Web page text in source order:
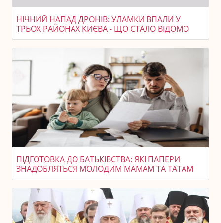
НІЧНИЙ НАПАД ДРОНІВ: УЛАМКИ ВПАЛИ У
ТРЬОХ РАЙОНАХ КИЄВА - ЩО СТАЛО ВІДОМО
ПІДГОТОВКА ДО БАТЬКІВСТВА: ЯКІ ПАПЕРИ
ЗНАДОБЛЯТЬСЯ МОЛОДИМ МАМАМ ТА ТАТАМ